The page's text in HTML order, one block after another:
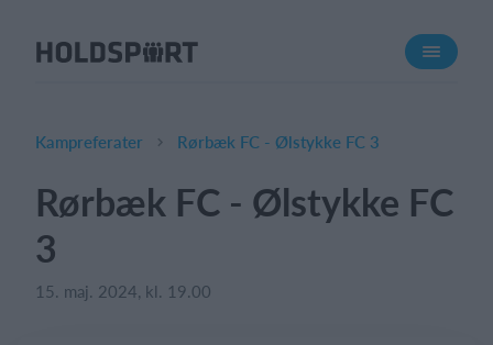
Om Holdsport
Presseomtale
Kalender
Kampreferater Rørbæk FC - Ølstykke FC 3
Rørbæk FC - Ølstykke FC
3
15. maj. 2024, kl. 19.00